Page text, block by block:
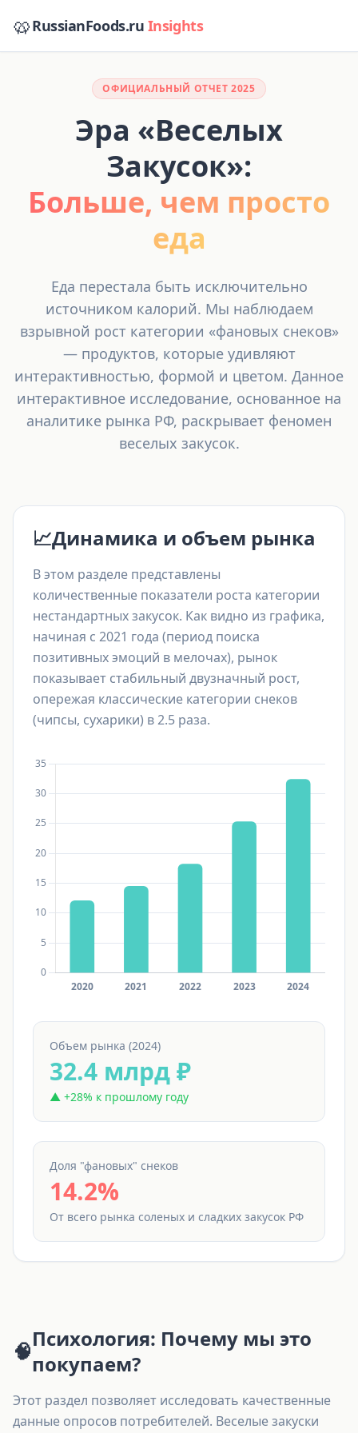
🥨RussianFoods.ru Insights
ОФИЦИАЛЬНЫЙ ОТЧЕТ 2025
Эра «Веселых
Закусок»:
Больше, чем просто
еда
Еда перестала быть исключительно
источником калорий. Мы наблюдаем
взрывной рост категории «фановых снеков»
— продуктов, которые удивляют
интерактивностью, формой и цветом. Данное
интерактивное исследование, основанное на
аналитике рынка РФ, раскрывает феномен
веселых закусок.
📈Динамика и объем рынка
В этом разделе представлены
количественные показатели роста категории
нестандартных закусок. Как видно из графика,
начиная с 2021 года (период поиска
позитивных эмоций в мелочах), рынок
показывает стабильный двузначный рост,
опережая классические категории снеков
(чипсы, сухарики) в 2.5 раза.
Объем рынка (2024)
32.4 млрд ₽
▲ +28% к прошлому году
Доля "фановых" снеков
14.2%
От всего рынка соленых и сладких закусок РФ
🧠Психология: Почему мы это
покупаем?
Этот раздел позволяет исследовать качественные
данные опросов потребителей. Веселые закуски